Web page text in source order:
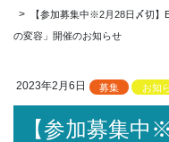
【参加募集中※2月28日〆切
の変容」開催のお知らせ
2023年2月6日 募集 お知
【参加募集中※2月28日〆切】EDU-